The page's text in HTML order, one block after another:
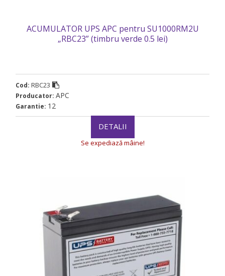
ACUMULATOR UPS APC pentru SU1000RM2U
„RBC23” (timbru verde 0.5 lei)
Cod: RBC23
Producator: APC
Garantie: 12
DETALII
Se expediază mâine!